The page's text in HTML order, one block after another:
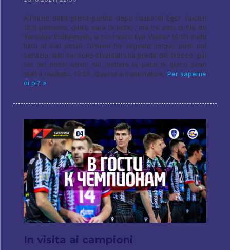
All'inizio della prima partita dopo l'asso di Egor Yakutin
(2:1) pensiero, quale sarà la lotta?, ma tre assi di fila da
Yaroslav Podlesnykh, e poi l'asso Ilya Vlasov (4:10) metti
tutto al suo posto. Dinamo ha segnato cinque punti dal
servizio, altri sei sono diventati una preda del blocco, più
sei dei nostri errori nel mettere la palla in gioco sono
stati il ​​risultato, 13:25. Questa è matematica, Per saperne
di pi? »
In visita ai campioni